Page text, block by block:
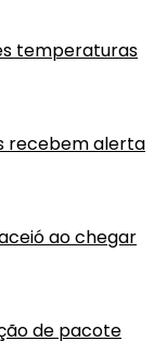
temperaturas
recebem alerta
ao chegar
de pacote